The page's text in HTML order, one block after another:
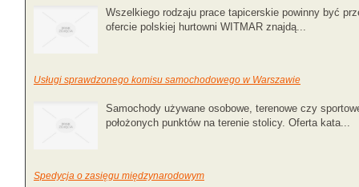
Wszelkiego rodzaju prace tapicerskie powinny być
ofercie polskiej hurtowni WITMAR znajdą...
Usługi sprawdzonego komisu samochodowego w Warszawie
Samochody używane osobowe, terenowe czy
położonych punktów na terenie stolicy. Oferta kata...
Spedycja o zasięgu międzynarodowym